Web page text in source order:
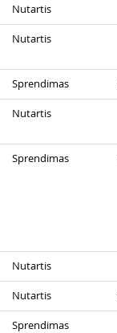
Nutartis
Nutartis
Sprendimas
Nutartis
Sprendimas
Nutartis
Nutartis
Sprendimas